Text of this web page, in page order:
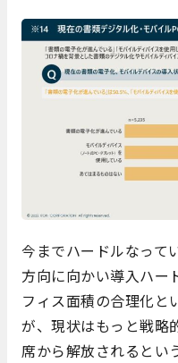
今までハードルなって
方向に向かい導入ハー
フィス面積の合理化と
が、現状はもっと戦略
席から解放されるとい